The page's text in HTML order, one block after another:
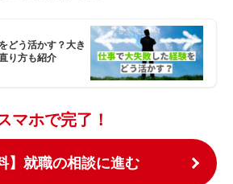
どう活かす？大き
り方も紹介
マホで完了！
】就職の相談に進む